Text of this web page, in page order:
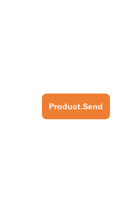
Product.Send